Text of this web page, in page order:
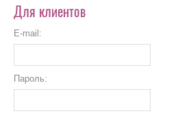
Для клиентов
E-mail:
Пароль: